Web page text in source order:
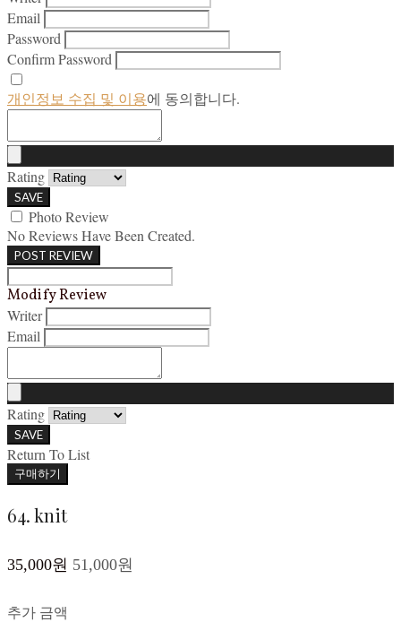
Email
Password
Confirm Password
개인정보 수집 및 이용에 동의합니다.
Rating
SAVE
Photo Review
No Reviews Have Been Created.
POST REVIEW
Modify Review
Writer
Email
Rating
SAVE
Return To List
구매하기
64. knit
35,000원 51,000원
추가 금액